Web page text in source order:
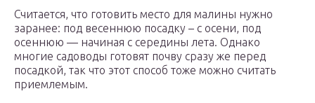
Считается, что готовить место для малины нужно
заранее: под весеннюю посадку – с осени, под
осеннюю — начиная с середины лета. Однако
многие садоводы готовят почву сразу же перед
посадкой, так что этот способ тоже можно считать
приемлемым.